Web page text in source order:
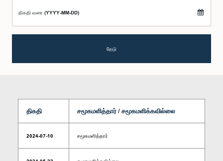
திகதி வரை (YYYY-MM-DD)
தேடு
திகதி சமூகமளித்தார் / சமூகமளிக்கவில்லை
2024-07-10 சமூகமளித்தார்